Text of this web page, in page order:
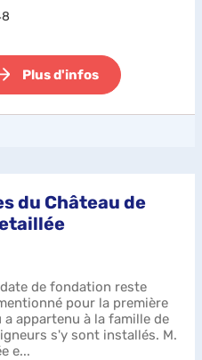
Plus d'infos
du Château de
de fondation reste
pour la première
a appartenu à la famille de
s'y sont installés. M.
e...